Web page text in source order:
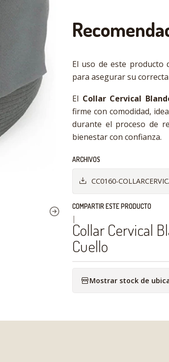
El uso de este producto
para asegurar su
El Collar Cervical
firme con comodidad,
durante el proceso de
bienestar con confianza.
ARCHIVOS
CC0160-
COMPARTIR ESTE PRODUCTO
|
Collar Cervical
Cuello
Mostrar stock de